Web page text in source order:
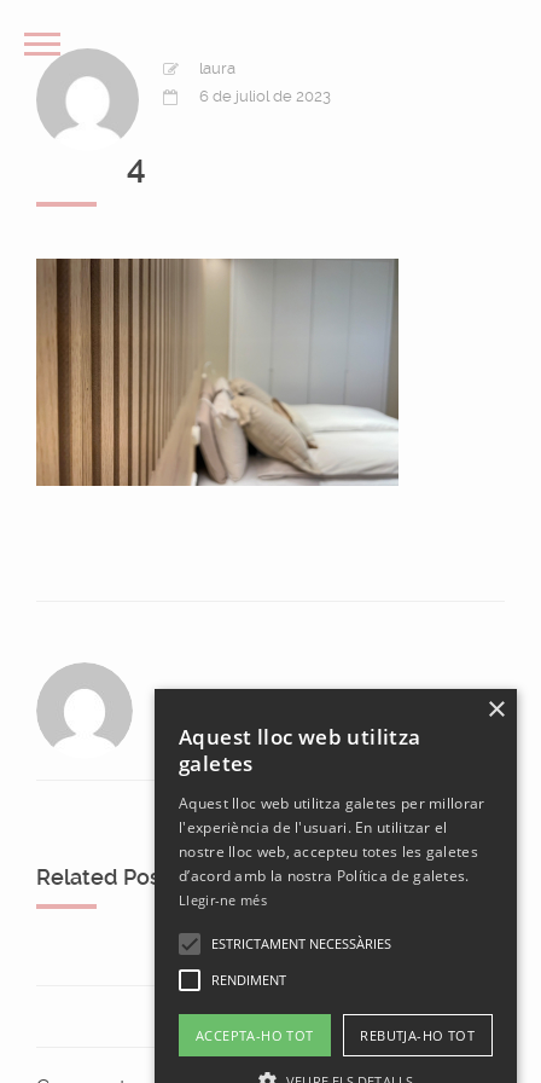
laura
6 de juliol de 2023
4
laura
Related Posts
×
Aquest lloc web utilitza
galetes
Aquest lloc web utilitza galetes per millorar
l'experiència de l'usuari. En utilitzar el
nostre lloc web, accepteu totes les galetes
d’acord amb la nostra Política de galetes.
Llegir-ne més
ESTRICTAMENT NECESSÀRIES
RENDIMENT
ACCEPTA-HO TOT REBUTJA-HO TOT